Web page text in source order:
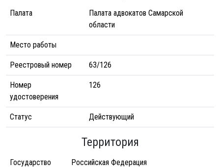
Палата
Палата адвокатов Самарской
области
Место работы
Реестровый номер 63/126
Номер
удостоверения
126
Статус Действующий
Территория
Государство Российская Федерация